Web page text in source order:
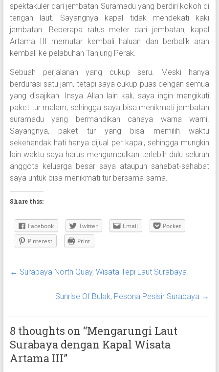
spektakuler dari jembatan Suramadu yang berdiri kokoh di
tengah laut. Sayangnya kapal tidak mendekati kaki
jembatan. Beberapa ratus meter dari jembatan, kapal
Artama III memutar kembali haluan dan berbalik arah
kembali ke pelabuhan Tanjung Perak.
Sebuah perjalanan yang cukup seru. Meski hanya
berdurasi satu jam, tetapi saya cukup puas dengan semua
yang disajikan. Insya Allah lain kali, saya ingin mengikuti
paket tur malam, sehingga saya bisa menikmati jembatan
suramadu yang bermandikan cahaya warna warni.
Sayangnya, paket tur yang bisa memilih waktu
sekehendak hati hanya dijual per kapal, sehingga mungkin
lain waktu saya harus mengumpulkan terlebih dulu seluruh
anggota keluarga besar saya ataupun sahabat-sahabat
saya untuk bisa menikmati tur bersama-sama.
Share this:
Facebook Twitter Email
Pocket
Pinterest
Print
← Surabaya North Quay, Wisata Tepi Laut Surabaya
Sunrise Of Bulak, Pesona Pesisir Surabaya →
8 thoughts on “Mengarungi Laut
Surabaya dengan Kapal Wisata
Artama III”